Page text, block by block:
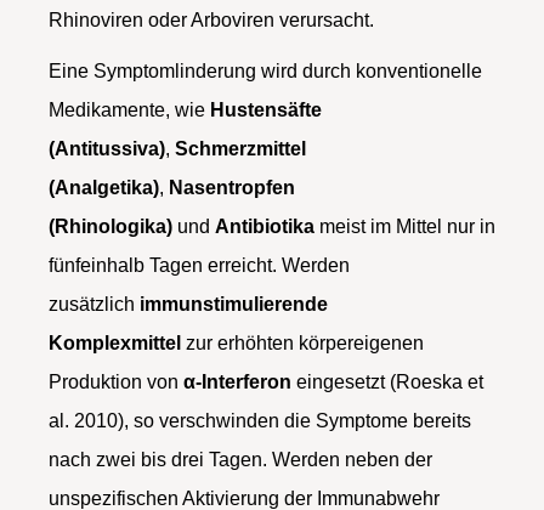
Rhinoviren oder Arboviren verursacht.
Eine Symptomlinderung wird durch konventionelle
Medikamente, wie Hustensäfte
(Antitussiva), Schmerzmittel
(Analgetika), Nasentropfen
(Rhinologika) und Antibiotika meist im Mittel nur in
fünfeinhalb Tagen erreicht. Werden
zusätzlich immunstimulierende
Komplexmittel zur erhöhten körpereigenen
Produktion von α-Interferon eingesetzt (Roeska et
al. 2010), so verschwinden die Symptome bereits
nach zwei bis drei Tagen. Werden neben der
unspezifischen Aktivierung der Immunabwehr